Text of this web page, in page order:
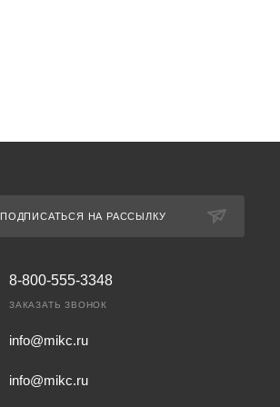
ПОДПИСАТЬСЯ НА РАССЫЛКУ
8-800-555-3348
ЗАКАЗАТЬ ЗВОНОК
info@mikc.ru
info@mikc.ru